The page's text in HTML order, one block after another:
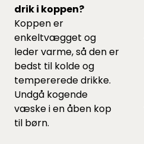
drik i koppen?
Koppen er
enkeltvægget og
leder varme, så den er
bedst til kolde og
tempererede drikke.
Undgå kogende
væske i en åben kop
til børn.